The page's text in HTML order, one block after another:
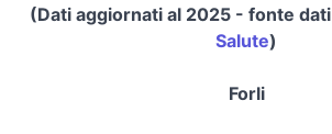
(Dati aggiornati al 2025 - fonte dati
Salute)
Forli